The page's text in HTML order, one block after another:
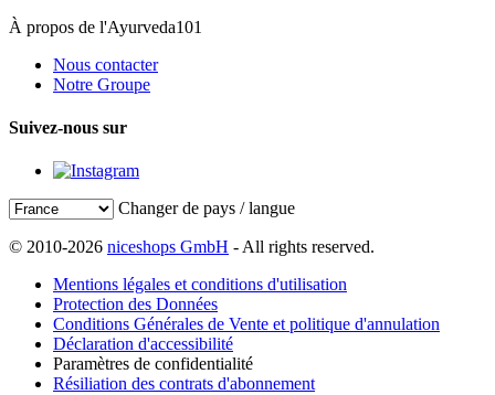
À propos de l'Ayurveda101
Nous contacter
Notre Groupe
Suivez-nous sur
Changer de pays / langue
© 2010-2026 niceshops GmbH - All rights reserved.
Mentions légales et conditions d'utilisation
Protection des Données
Conditions Générales de Vente et politique d'annulation
Déclaration d'accessibilité
Paramètres de confidentialité
Résiliation des contrats d'abonnement